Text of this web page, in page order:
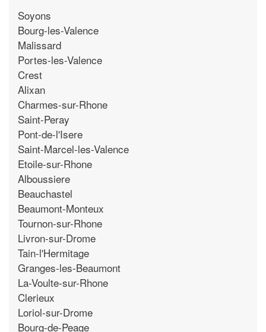
Soyons
Bourg-les-Valence
Malissard
Portes-les-Valence
Crest
Alixan
Charmes-sur-Rhone
Saint-Peray
Pont-de-l'Isere
Saint-Marcel-les-Valence
Etoile-sur-Rhone
Alboussiere
Beauchastel
Beaumont-Monteux
Tournon-sur-Rhone
Livron-sur-Drome
Tain-l'Hermitage
Granges-les-Beaumont
La-Voulte-sur-Rhone
Clerieux
Loriol-sur-Drome
Bourg-de-Peage